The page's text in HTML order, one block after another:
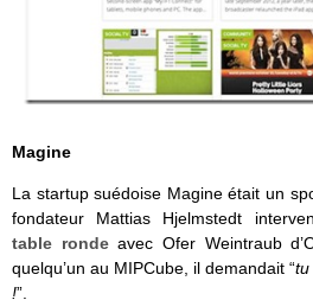
Magine
La startup suédoise Magine était un
fondateur Mattias Hjelmstedt
table rondeavec Ofer Weintraub
quelqu’un au MIPCube, il demandait “tu
!”.